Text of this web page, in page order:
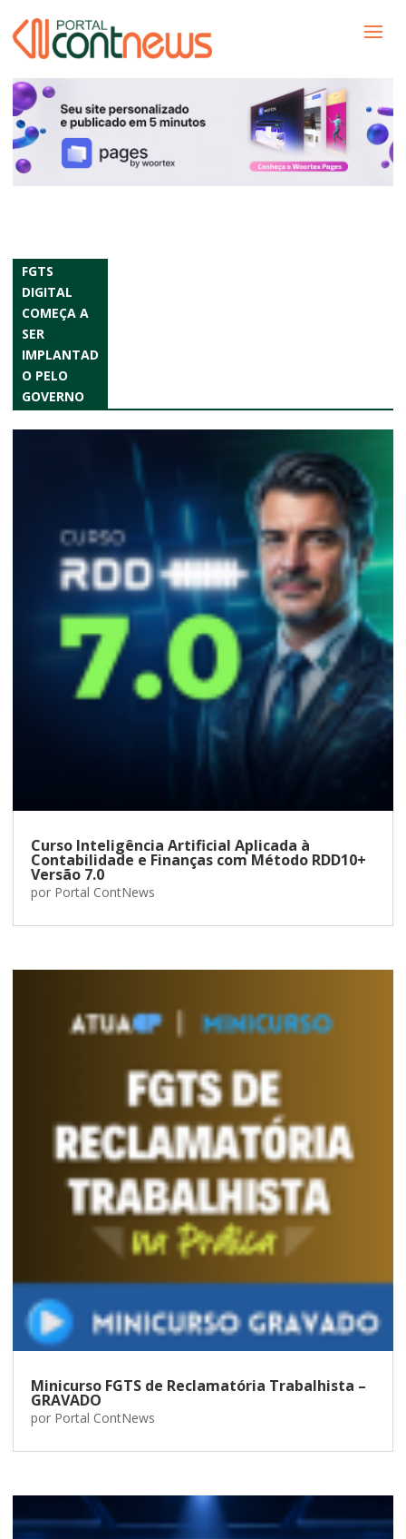
FGTS
DIGITAL
COMEÇA A
SER
IMPLANTAD
O PELO
GOVERNO
Curso Inteligência Artificial Aplicada à
Contabilidade e Finanças com Método RDD10+
Versão 7.0
por Portal ContNews
Minicurso FGTS de Reclamatória Trabalhista –
GRAVADO
por Portal ContNews